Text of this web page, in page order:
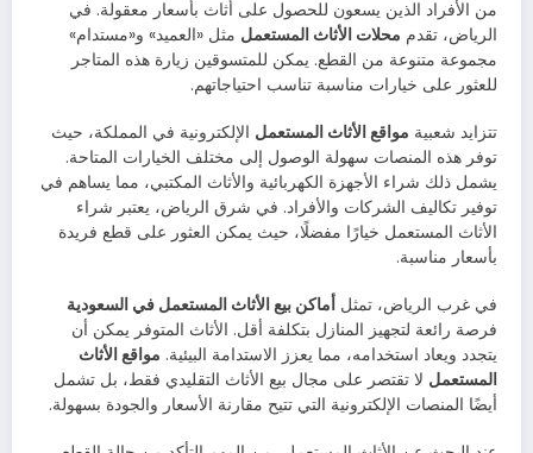
من الأفراد الذين يسعون للحصول على أثاث بأسعار معقولة. في
الرياض، تقدم محلات الأثاث المستعمل مثل «العميد» و«مستدام»
مجموعة متنوعة من القطع. يمكن للمتسوقين زيارة هذه المتاجر
للعثور على خيارات مناسبة تناسب احتياجاتهم.
تتزايد شعبية مواقع الأثاث المستعمل الإلكترونية في المملكة، حيث
توفر هذه المنصات سهولة الوصول إلى مختلف الخيارات المتاحة.
يشمل ذلك شراء الأجهزة الكهربائية والأثاث المكتبي، مما يساهم في
توفير تكاليف الشركات والأفراد. في شرق الرياض، يعتبر شراء
الأثاث المستعمل خيارًا مفضلًا، حيث يمكن العثور على قطع فريدة
بأسعار مناسبة.
في غرب الرياض، تمثل أماكن بيع الأثاث المستعمل في السعودية
فرصة رائعة لتجهيز المنازل بتكلفة أقل. الأثاث المتوفر يمكن أن
يتجدد ويعاد استخدامه، مما يعزز الاستدامة البيئية. مواقع الأثاث
المستعمل لا تقتصر على مجال بيع الأثاث التقليدي فقط، بل تشمل
أيضًا المنصات الإلكترونية التي تتيح مقارنة الأسعار والجودة بسهولة.